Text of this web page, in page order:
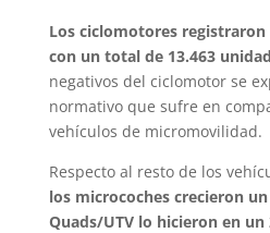
Los ciclomotores registraron
con un total de 13.463
negativos del ciclomotor se
normativo que sufre en
vehículos de micromovilidad.
Respecto al resto de los
los microcoches crecieron
Quads/UTV lo hicieron en un